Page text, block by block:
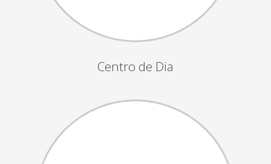
Outras Actividades
Passeio Vila Nova de Cerveira
Passeio Convívio em Pombal
Assembleias Gerais
Semana Sénior
Passeio do Idoso
Centro de Dia